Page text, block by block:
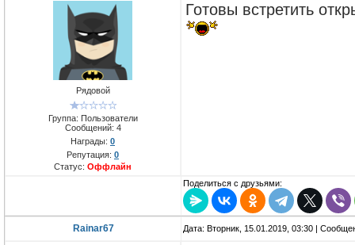
Рядовой
Группа: Пользователи
Сообщений: 4
Награды: 0
Репутация: 0
Статус: Оффлайн
Готовы встретить
Поделиться с друзьями:
Rainar67 Дата: Вторник, 15.01.2019, 03:30 |